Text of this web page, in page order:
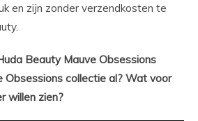
en zijn zonder verzendkosten te
Beauty Mauve Obsessions
Obsessions collectie al? Wat voor
willen zien?